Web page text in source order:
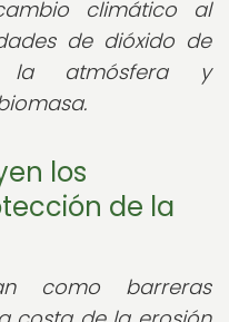
climático al
de dióxido de
la atmósfera y
los
de la
como barreras